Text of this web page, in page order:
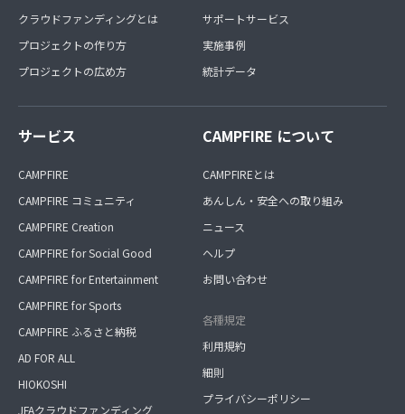
クラウドファンディングとは
プロジェクトの作り方
プロジェクトの広め方
サポートサービス
実施事例
統計データ
サービス
CAMPFIRE
CAMPFIRE コミュニティ
CAMPFIRE Creation
CAMPFIRE for Social Good
CAMPFIRE for Entertainment
CAMPFIRE for Sports
CAMPFIRE ふるさと納税
AD FOR ALL
HIOKOSHI
JFAクラウドファンディング
CAMPFIRE について
CAMPFIREとは
あんしん・安全への取り組み
ニュース
ヘルプ
お問い合わせ
各種規定
利用規約
細則
プライバシーポリシー